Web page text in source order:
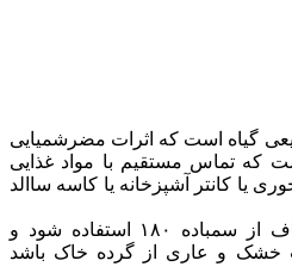
گیاه است که اثرات مضرشمیایی
که تماس مستقیم با مواد غذایی
یا کانتر آشپزخانه یا کاسه ساالد
برای بدست آوردن سطح صاف از سمباده ۱۸۰ استفاده شود و
و عاری از گرده خاک باشد